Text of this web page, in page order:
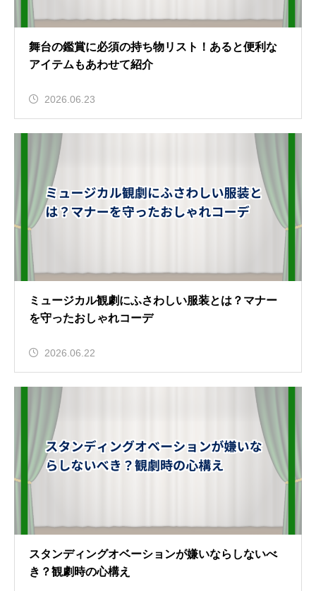
舞台の鑑賞に必須の持ち物リスト！あると便利な
アイテムもあわせて紹介
2026.06.23
ミュージカル観劇にふさわしい服装とは？マナー
を守ったおしゃれコーデ
2026.06.22
スタンディングオベーションが嫌いならしないべ
き？観劇時の心構え